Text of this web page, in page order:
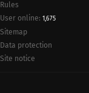
Rules
User online: 1,675
Sitemap
Data protection
Site notice